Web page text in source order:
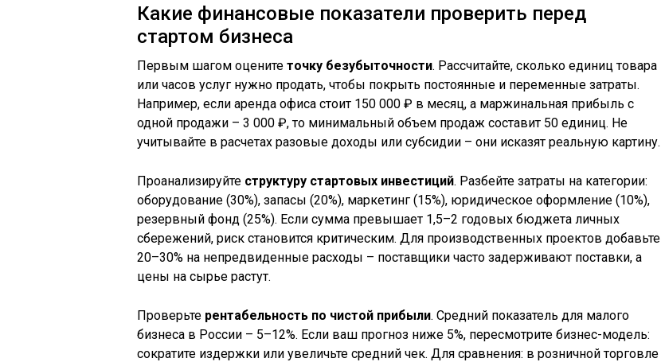
Какие финансовые показатели проверить перед
стартом бизнеса
Первым шагом оцените точку безубыточности. Рассчитайте, сколько единиц товара
или часов услуг нужно продать, чтобы покрыть постоянные и переменные затраты.
Например, если аренда офиса стоит 150 000 ₽ в месяц, а маржинальная прибыль с
одной продажи – 3 000 ₽, то минимальный объем продаж составит 50 единиц. Не
учитывайте в расчетах разовые доходы или субсидии – они исказят реальную картину.
Проанализируйте структуру стартовых инвестиций. Разбейте затраты на категории:
оборудование (30%), запасы (20%), маркетинг (15%), юридическое оформление (10%),
резервный фонд (25%). Если сумма превышает 1,5–2 годовых бюджета личных
сбережений, риск становится критическим. Для производственных проектов добавьте
20–30% на непредвиденные расходы – поставщики часто задерживают поставки, а
цены на сырье растут.
Проверьте рентабельность по чистой прибыли. Средний показатель для малого
бизнеса в России – 5–12%. Если ваш прогноз ниже 5%, пересмотрите бизнес-модель:
сократите издержки или увеличьте средний чек. Для сравнения: в розничной торговле